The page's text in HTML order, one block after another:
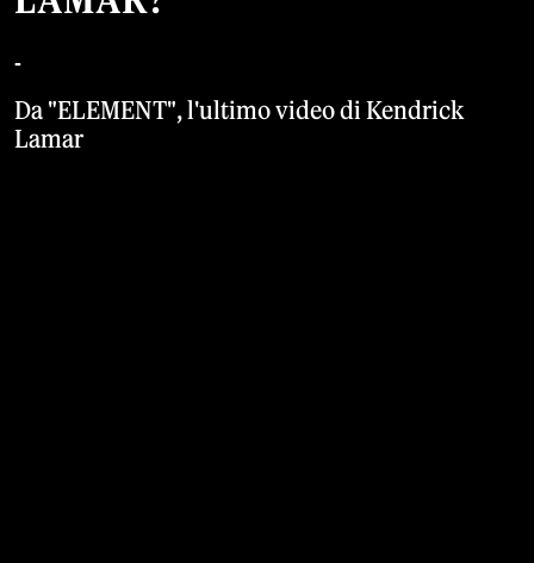
-
Da "ELEMENT", l'ultimo video di Kendrick
Lamar